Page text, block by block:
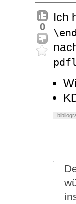
0
Ich